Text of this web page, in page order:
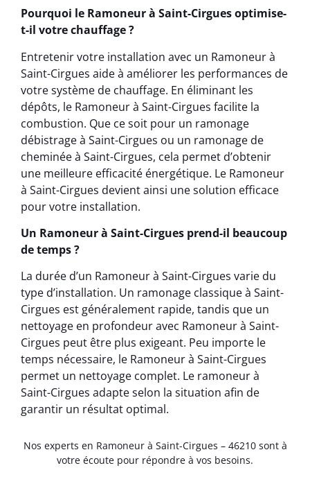
Pourquoi le Ramoneur à Saint-Cirgues optimise-
t-il votre chauffage ?
Entretenir votre installation avec un Ramoneur à
Saint-Cirgues aide à améliorer les performances de
votre système de chauffage. En éliminant les
dépôts, le Ramoneur à Saint-Cirgues facilite la
combustion. Que ce soit pour un ramonage
débistrage à Saint-Cirgues ou un ramonage de
cheminée à Saint-Cirgues, cela permet d’obtenir
une meilleure efficacité énergétique. Le Ramoneur
à Saint-Cirgues devient ainsi une solution efficace
pour votre installation.
Un Ramoneur à Saint-Cirgues prend-il beaucoup
de temps ?
La durée d’un Ramoneur à Saint-Cirgues varie du
type d’installation. Un ramonage classique à Saint-
Cirgues est généralement rapide, tandis que un
nettoyage en profondeur avec Ramoneur à Saint-
Cirgues peut être plus exigeant. Peu importe le
temps nécessaire, le Ramoneur à Saint-Cirgues
permet un nettoyage complet. Le ramoneur à
Saint-Cirgues adapte selon la situation afin de
garantir un résultat optimal.
Nos experts en Ramoneur à Saint-Cirgues – 46210 sont à
votre écoute pour répondre à vos besoins.